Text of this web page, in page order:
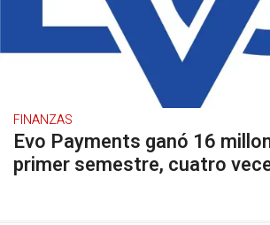
FINANZAS
Evo Payments ganó 16
primer semestre, cuatro